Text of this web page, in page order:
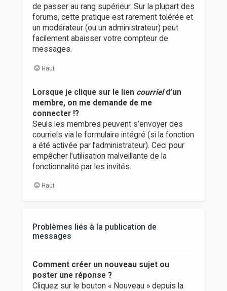
de passer au rang supérieur. Sur la plupart des
forums, cette pratique est rarement tolérée et
un modérateur (ou un administrateur) peut
facilement abaisser votre compteur de
messages.
Haut
Lorsque je clique sur le lien courrield’un
membre, on me demande de me
connecter !?
Seuls les membres peuvent s’envoyer des
courriels via le formulaire intégré (si la fonction
a été activée par l’administrateur). Ceci pour
empêcher l’utilisation malveillante de la
fonctionnalité par les invités.
Haut
Problèmes liés à la publication de
messages
Comment créer un nouveau sujet ou
poster une réponse ?
Cliquez sur le bouton « Nouveau » depuis la